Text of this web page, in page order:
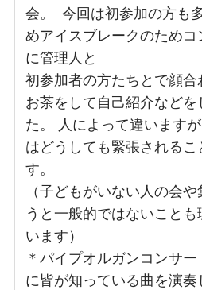
会。 今回は初参加の方も
めアイスブレークのためコ
に管理人と
初参加者の方たちとで顔合
お茶をして自己紹介などを
た。 人によって違います
はどうしても緊張されるこ
す。
（子どもがいない人の会
うと一般的ではないことも
います）
＊パイプオルガンコンサー
に皆が知っている曲を演奏